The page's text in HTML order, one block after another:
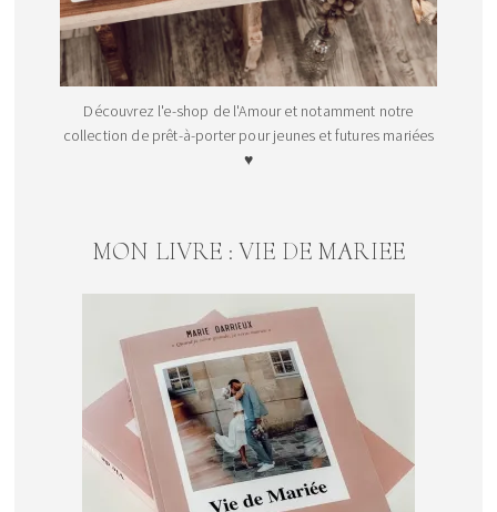
Découvrez l'e-shop de l'Amour et notamment notre
collection de prêt-à-porter pour jeunes et futures mariées
♥
MON LIVRE : VIE DE MARIEE